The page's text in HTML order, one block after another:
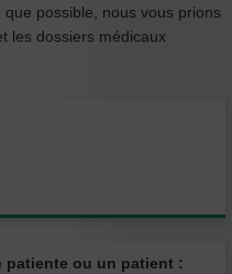
possible, nous vous prions
les dossiers médicaux
patiente ou un patient :